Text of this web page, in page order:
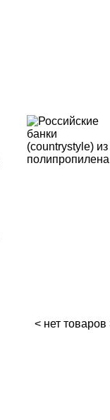
< нет товаров